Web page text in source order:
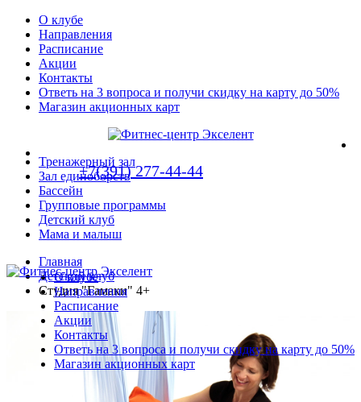
О клубе
Направления
Расписание
Акции
Контакты
Ответь на 3 вопроса и получи скидку на карту до 50%
Магазин акционных карт
+7(391) 277-44-44
Тренажерный зал
Зал единоборств
Бассейн
Групповые программы
Детский клуб
Мама и малыш
О клубе
Направления
Расписание
Акции
Контакты
Ответь на 3 вопроса и получи скидку на карту до 50%
Магазин акционных карт
Главная
Детский клуб
Студия "Гамаки" 4+